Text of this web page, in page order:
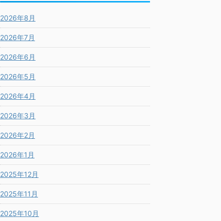
2026年8月
2026年7月
2026年6月
2026年5月
2026年4月
2026年3月
2026年2月
2026年1月
2025年12月
2025年11月
2025年10月